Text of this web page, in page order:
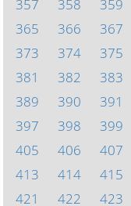
357
358 359
365
366 367
373
374 375
381
382 383
389
390 391
397
398 399
405
406 407
413
414 415
421
422 423